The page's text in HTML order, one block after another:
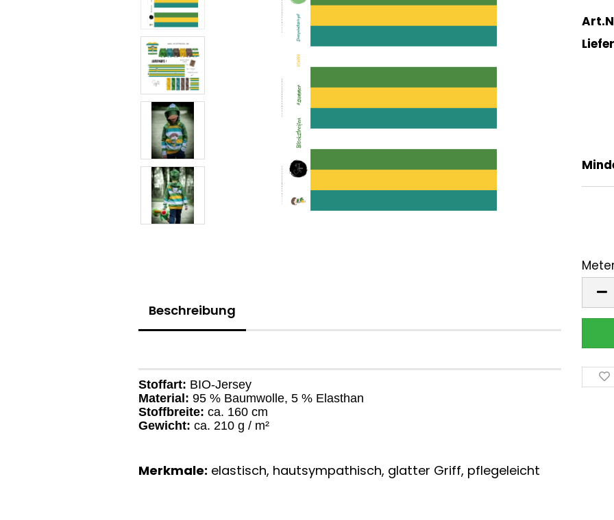
Meter
Beschreibung
Stoffart: BIO-Jersey
Material: 95 % Baumwolle, 5 % Elasthan
Stoffbreite: ca. 160 cm
Gewicht: ca. 210 g / m²
Merkmale: elastisch, hautsympathisch, glatter Griff, pflegeleicht